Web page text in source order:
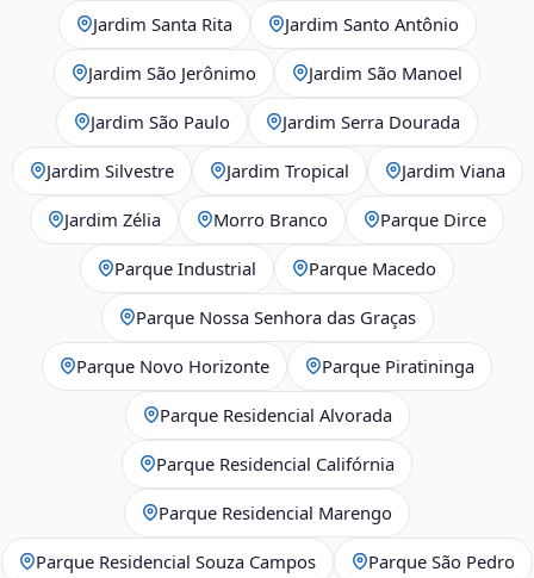
Jardim Santa Rita Jardim Santo Antônio
Jardim São Jerônimo Jardim São Manoel
Jardim São Paulo Jardim Serra Dourada
Jardim Silvestre Jardim Tropical Jardim Viana
Jardim Zélia Morro Branco Parque Dirce
Parque Industrial Parque Macedo
Parque Nossa Senhora das Graças
Parque Novo Horizonte Parque Piratininga
Parque Residencial Alvorada
Parque Residencial Califórnia
Parque Residencial Marengo
Parque Residencial Souza Campos Parque São Pedro